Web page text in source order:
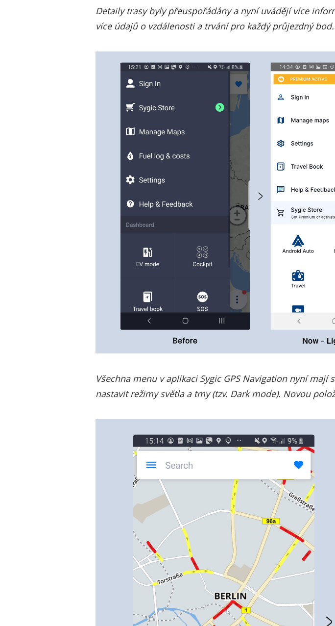
Detaily trasy byly přeuspořádány a nyní uvádějí více
více údajů o vzdálenosti a trvání pro každý průjezdný
Všechna menu v aplikaci Sygic GPS Navigation nyní
nastavit režimy světla a tmy (tzv. Dark mode). Novou